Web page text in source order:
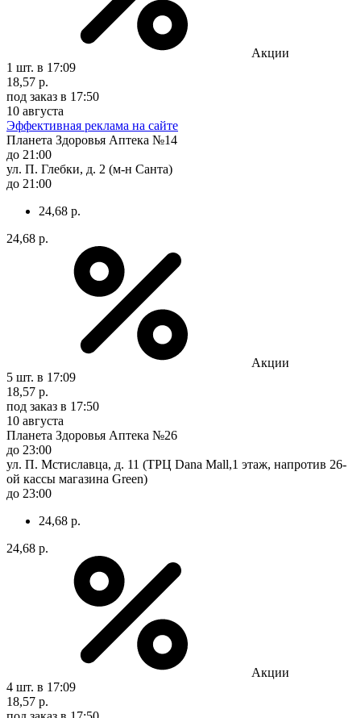
Акции
1 шт. в 17:09
18,57 р.
под заказ в 17:50
10 августа
Эффективная реклама на сайте
Планета Здоровья Аптека №14
до 21:00
ул. П. Глебки, д. 2 (м-н Санта)
до 21:00
24,68 р.
24,68 р.
Акции
5 шт. в 17:09
18,57 р.
под заказ в 17:50
10 августа
Планета Здоровья Аптека №26
до 23:00
ул. П. Мстиславца, д. 11 (ТРЦ Dana Mall,1 этаж, напротив 26-
ой кассы магазина Green)
до 23:00
24,68 р.
24,68 р.
Акции
4 шт. в 17:09
18,57 р.